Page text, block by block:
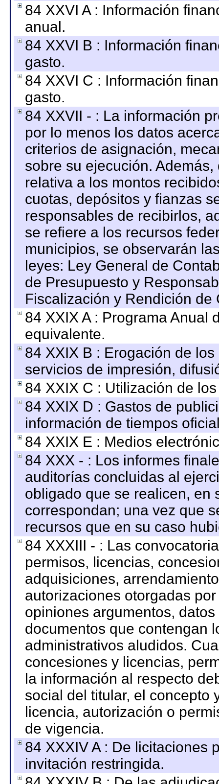
84 XXVI A : Información
anual.
84 XXVI B : Información
gasto.
84 XXVI C : Información
gasto.
84 XXVII - : La información
por lo menos los datos
criterios de asignación,
sobre su ejecución.
relativa a los montos
cuotas, depósitos y fianzas
responsables de recibirlos,
se refiere a los recursos
municipios, se observarán
leyes: Ley General de
de Presupuesto y
Fiscalización y Rendición
84 XXIX A : Programa Anual
equivalente.
84 XXIX B : Erogación de
servicios de impresión,
84 XXIX C : Utilización de
84 XXIX D : Gastos de
información de tiempos
84 XXIX E : Medios
84 XXX - : Los informes
auditorías concluidas al
obligado que se realicen, en
correspondan; una vez que
recursos que en su caso
84 XXXIII - : Las
permisos, licencias,
adquisiciones,
autorizaciones otorgadas
opiniones argumentos,
documentos que contengan
administrativos aludidos.
concesiones y licencias,
la información al respecto
social del titular, el concepto
licencia, autorización o
de vigencia.
84 XXXIV A : De licitaciones
invitación restringida.